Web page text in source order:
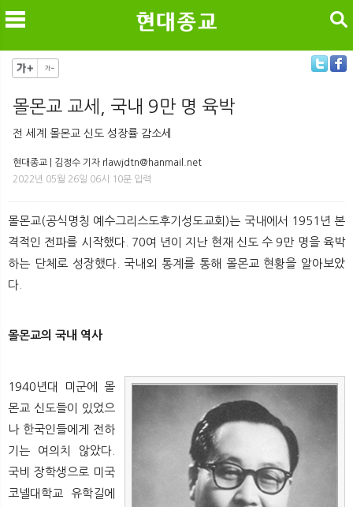
메
검색
몰몬교 교세, 국내 9만 명 육박
전 세계 몰몬교 신도 성장률 감소세
현대종교 | 김정수 기자 rlawjdtn@hanmail.net
2022년 05월 26일 06시 10분 입력
몰몬교(공식명칭 예수그리스도후기성도교회)는 국내에서 1951년 본
격적인 전파를 시작했다. 70여 년이 지난 현재 신도 수 9만 명을 육박
하는 단체로 성장했다. 국내외 통계를 통해 몰몬교 현황을 알아보았
다.
몰몬교의 국내 역사
1940년대 미군에 몰
몬교 신도들이 있었으
나 한국인들에게 전하
기는 여의치 않았다.
국비 장학생으로 미국
코넬대학교 유학길에